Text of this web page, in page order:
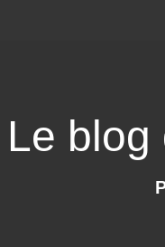
Le blog